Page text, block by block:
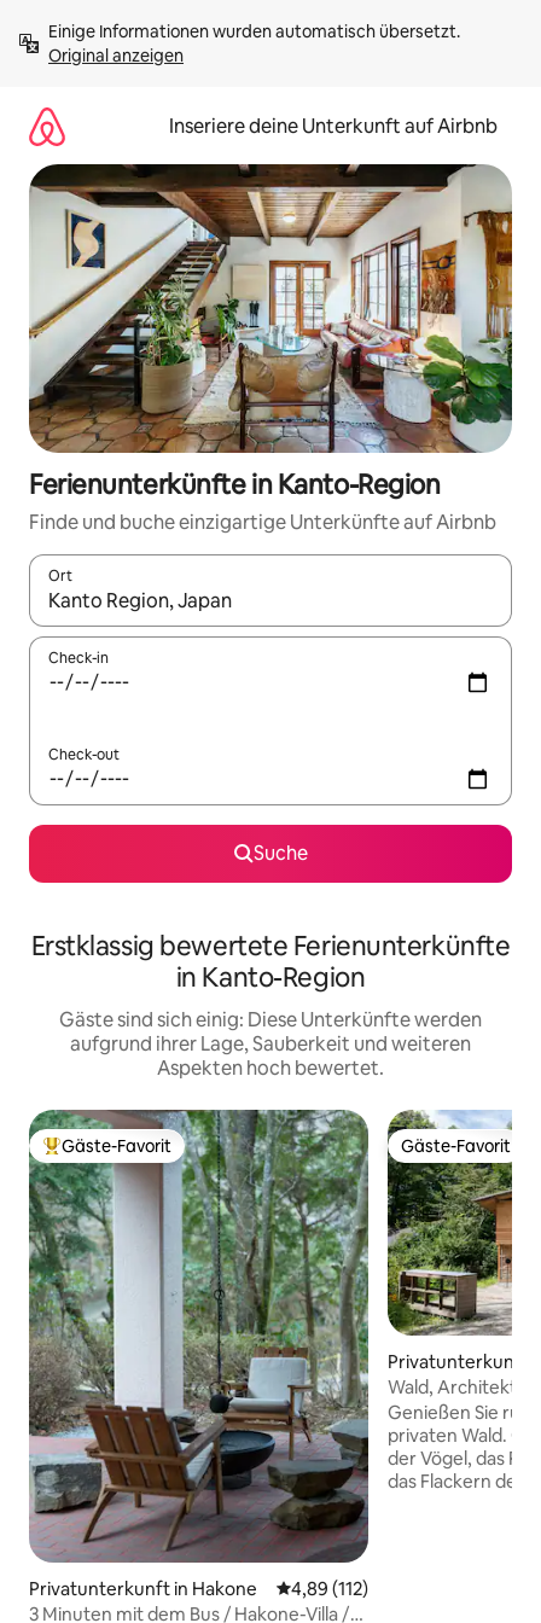
Inhalten
springenOriginal anzeigen
Inseriere deine Unterkunft auf Airbnb
Ferienunterkünfte in Kanto-Region
Finde und buche einzigartige Unterkünfte auf Airbnb
Ort
Wenn Ergebnisse verfügbar sind, navigiere mit den
Check-in
Check-out
Suche
Erstklassig bewertete Ferienunterkünfte
in Kanto-Region
Gäste sind sich einig: Diese Unterkünfte werden
aufgrund ihrer Lage, Sauberkeit und weiteren
Aspekten hoch bewertet.
Beliebter Gäste-Favorit.
Gäste-Favorit
Privatunterkunft in Hakone Durchschnittliche Bewertung:
4,89 (112)
3 Minuten mit dem Bus / Hakone-Villa /
Gäste-Favorit
Gäste-Favorit
Privatunterkunft
Wald, Architektur
Yatsugatake
Station
Genießen Sie
privaten Wald.
der Vögel, das
das Flackern des